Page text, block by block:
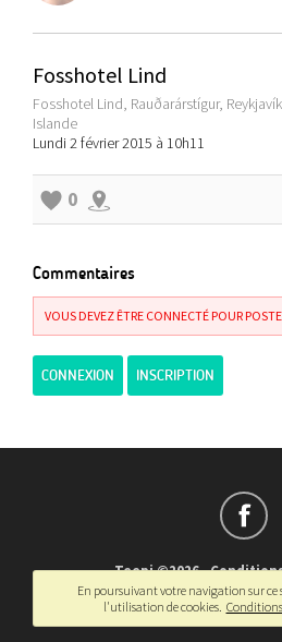
Fosshotel Lind
Fosshotel Lind, Rauðarárstígur,
Islande
Lundi 2 février 2015 à 10h11
0
Commentaires
VOUS DEVEZ ÊTRE CONNECTÉ POUR
CONNEXION INSCRIPTION
Teepi ©2026-
Français-
En poursuivant votre navigation sur ce
l'utilisation de cookies.